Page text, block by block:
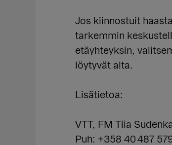
Jos kiinnostuit
tarkemmin
etäyhteyksin,
löytyvät alta.
Lisätietoa:
VTT, FM Tiia
Puh: +358 40 487